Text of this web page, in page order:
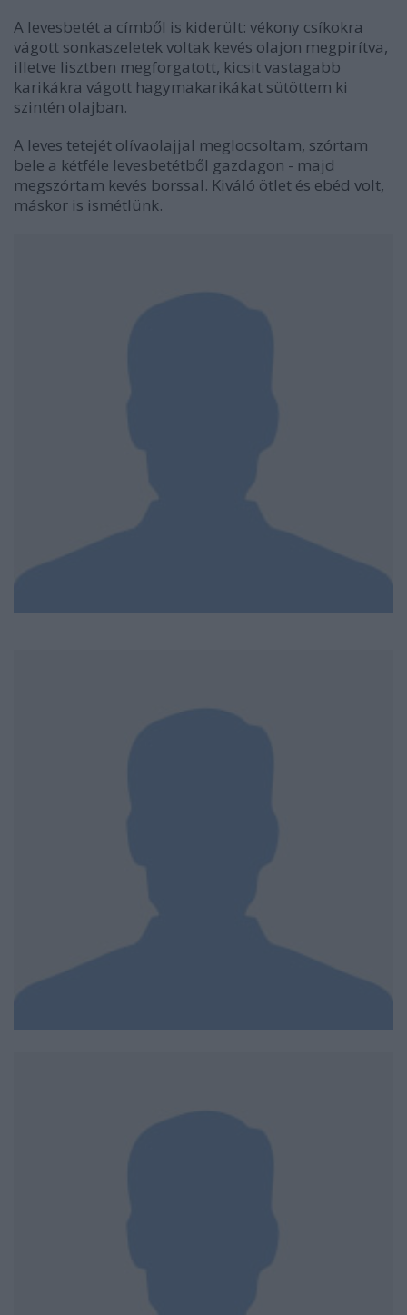
A levesbetét a címből is kiderült: vékony csíkokra
vágott sonkaszeletek voltak kevés olajon megpirítva,
illetve lisztben megforgatott, kicsit vastagabb
karikákra vágott hagymakarikákat sütöttem ki
szintén olajban.
A leves tetejét olívaolajjal meglocsoltam, szórtam
bele a kétféle levesbetétből gazdagon - majd
megszórtam kevés borssal. Kiváló ötlet és ebéd volt,
máskor is ismétlünk.